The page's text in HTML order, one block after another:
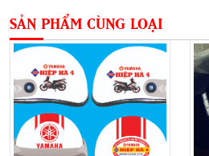
SẢN PHẨM CÙNG LOẠI